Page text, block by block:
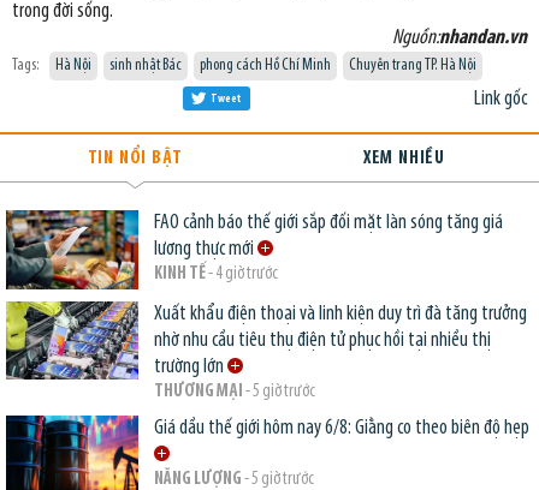
trong đời sống.
Nguồn:nhandan.vn
Tags: Hà Nội sinh nhật Bác phong cách Hồ Chí Minh Chuyên trang TP. Hà Nội
Link gốc
Tweet
TIN NỔI BẬT XEM NHIỀU
FAO cảnh báo thế giới sắp đối mặt làn sóng tăng giá
lương thực mới
KINH TẾ- 4 giờ trước
Xuất khẩu điện thoại và linh kiện duy trì đà tăng trưởng
nhờ nhu cầu tiêu thụ điện tử phục hồi tại nhiều thị
trường lớn
THƯƠNG MẠI - 5 giờ trước
Giá dầu thế giới hôm nay 6/8: Giằng co theo biên độ hẹp
NĂNG LƯỢNG - 5 giờ trước